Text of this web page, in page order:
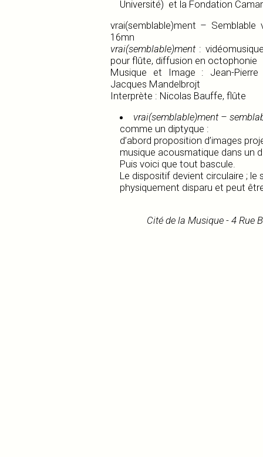
Université) et la Fondation
vrai(semblable)ment –
16mn
vrai(semblable)ment :
pour flûte, diffusion en octophonie
Musique et Image : Jean-
Jacques Mandelbrojt
Interprète : Nicolas Bauffe, flûte
vrai(semblable)ment –
comme un diptyque :
d’abord proposition d’images
musique acousmatique dans un
Puis voici que tout bascule.
Le dispositif devient circulaire ; le
physiquement disparu et peut
Cité de la Musique - 4 Rue